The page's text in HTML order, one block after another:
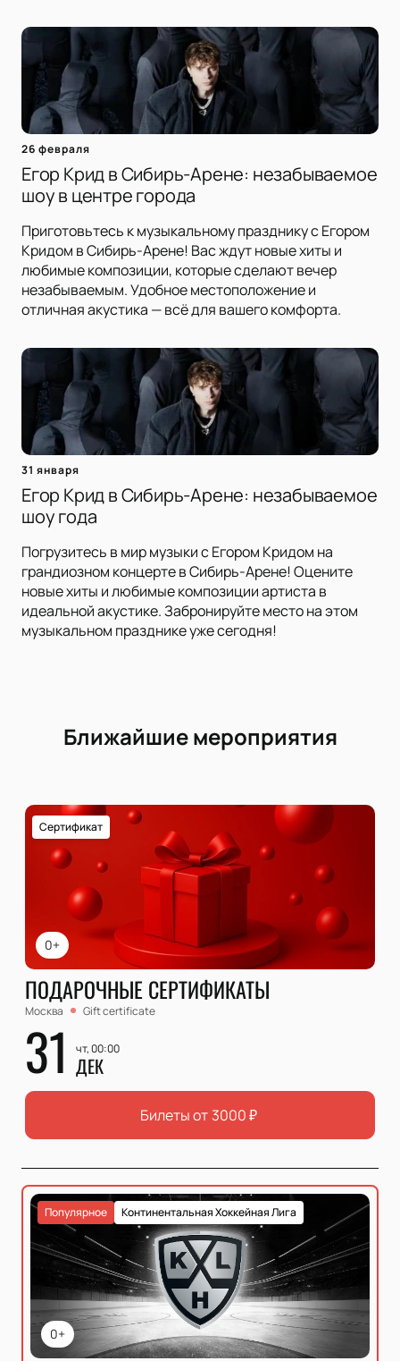
26 февраля
Егор Крид в Сибирь-Арене: незабываемое
шоу в центре города
Приготовьтесь к музыкальному празднику с Егором
Кридом в Сибирь-Арене! Вас ждут новые хиты и
любимые композиции, которые сделают вечер
незабываемым. Удобное местоположение и
отличная акустика — всё для вашего комфорта.
31 января
Егор Крид в Сибирь-Арене: незабываемое
шоу года
Погрузитесь в мир музыки с Егором Кридом на
грандиозном концерте в Сибирь-Арене! Оцените
новые хиты и любимые композиции артиста в
идеальной акустике. Забронируйте место на этом
музыкальном празднике уже сегодня!
Ближайшие мероприятия
0+
Сертификат
ПОДАРОЧНЫЕ СЕРТИФИКАТЫ
Москва Gift certificate
31 чт, 00:00
ДЕК
Билеты от 3000₽
0+
Континентальная Хоккейная Лига
Популярное